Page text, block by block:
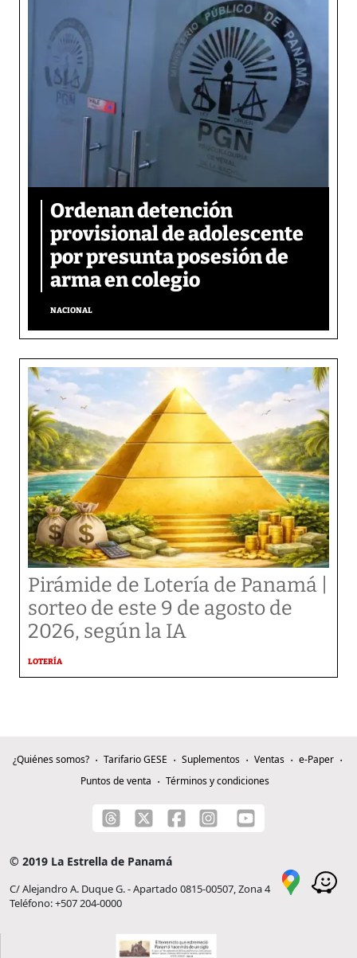
Ordenan detención
provisional de adolescente
por presunta posesión de
arma en colegio
NACIONAL
Pirámide de Lotería de Panamá |
sorteo de este 9 de agosto de
2026, según la IA
LOTERÍA
¿Quiénes somos? Tarifario GESE Suplementos Ventas
e-Paper
Puntos de venta
Términos y condiciones
© 2019 La Estrella de Panamá
C/ Alejandro A. Duque G. - Apartado 0815-00507, Zona 4
Teléfono: +507 204-0000